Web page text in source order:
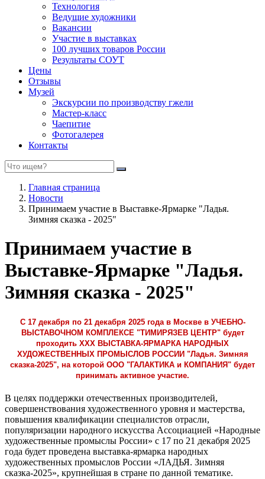
Технология
Ведущие художники
Вакансии
Участие в выставках
100 лучших товаров России
Результаты СОУТ
Цены
Отзывы
Музей
Экскурсии по производству гжели
Мастер-класс
Чаепитие
Фотогалерея
Контакты
Главная страница
Новости
Принимаем участие в Выставке-Ярмарке "Ладья.
Зимняя сказка - 2025"
Принимаем участие в
Выставке-Ярмарке "Ладья.
Зимняя сказка - 2025"
С 17 декабря по 21 декабря 2025 года в Москве в УЧЕБНО-
ВЫСТАВОЧНОМ КОМПЛЕКСЕ "ТИМИРЯЗЕВ ЦЕНТР" будет
проходить XXX ВЫСТАВКА-ЯРМАРКА НАРОДНЫХ
ХУДОЖЕСТВЕННЫХ ПРОМЫСЛОВ РОССИИ "Ладья. Зимняя
сказка-2025", на которой ООО "ГАЛАКТИКА и КОМПАНИЯ" будет
принимать активное участие.
В целях поддержки отечественных производителей,
совершенствования художественного уровня и мастерства,
повышения квалификации специалистов отрасли,
популяризации народного искусства Ассоциацией «Народные
художественные промыслы России» с 17 по 21 декабря 2025
года будет проведена выставка-ярмарка народных
художественных промыслов России «ЛАДЬЯ. Зимняя
сказка-2025», крупнейшая в стране по данной тематике.